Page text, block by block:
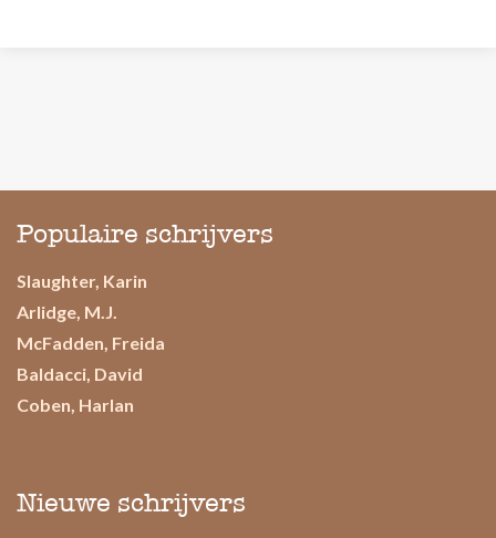
Populaire schrijvers
Slaughter, Karin
Arlidge, M.J.
McFadden, Freida
Baldacci, David
Coben, Harlan
Nieuwe schrijvers